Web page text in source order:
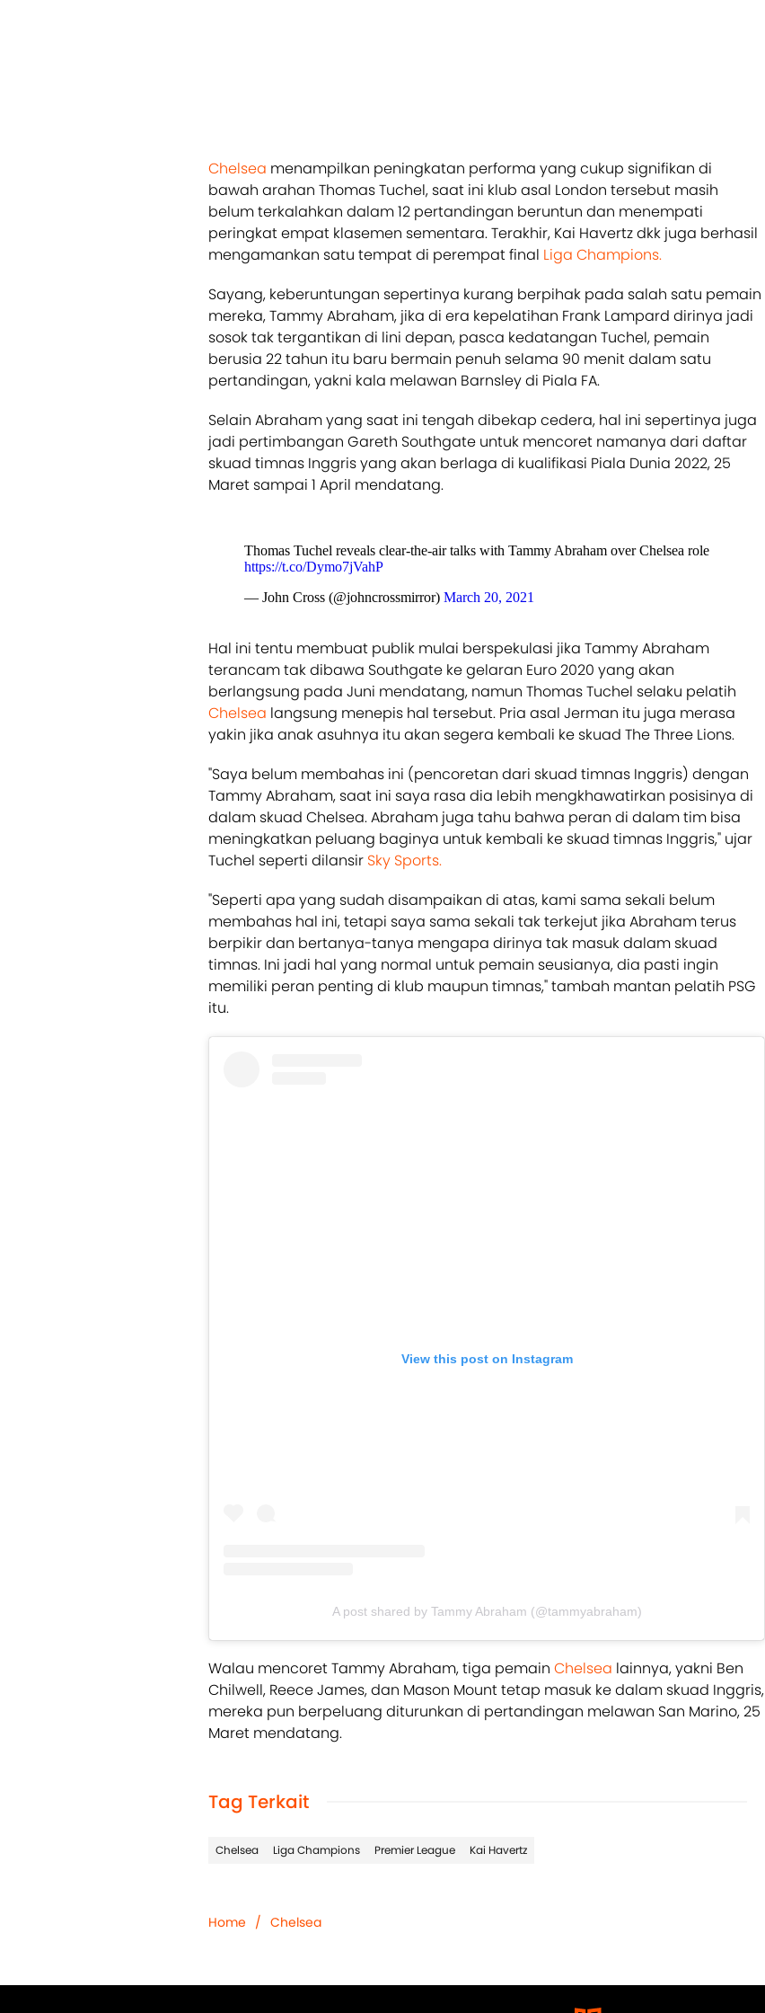
Chelsea menampilkan peningkatan performa yang cukup signifikan di
bawah arahan Thomas Tuchel, saat ini klub asal London tersebut masih
belum terkalahkan dalam 12 pertandingan beruntun dan menempati
peringkat empat klasemen sementara. Terakhir, Kai Havertz dkk juga berhasil
mengamankan satu tempat di perempat final Liga Champions.
Sayang, keberuntungan sepertinya kurang berpihak pada salah satu pemain
mereka, Tammy Abraham, jika di era kepelatihan Frank Lampard dirinya jadi
sosok tak tergantikan di lini depan, pasca kedatangan Tuchel, pemain
berusia 22 tahun itu baru bermain penuh selama 90 menit dalam satu
pertandingan, yakni kala melawan Barnsley di Piala FA.
Selain Abraham yang saat ini tengah dibekap cedera, hal ini sepertinya juga
jadi pertimbangan Gareth Southgate untuk mencoret namanya dari daftar
skuad timnas Inggris yang akan berlaga di kualifikasi Piala Dunia 2022, 25
Maret sampai 1 April mendatang.
Thomas Tuchel reveals clear-the-air talks with Tammy Abraham over Chelsea role
https://t.co/Dymo7jVahP
— John Cross (@johncrossmirror) March 20, 2021
Hal ini tentu membuat publik mulai berspekulasi jika Tammy Abraham
terancam tak dibawa Southgate ke gelaran Euro 2020 yang akan
berlangsung pada Juni mendatang, namun Thomas Tuchel selaku pelatih
Chelsea langsung menepis hal tersebut. Pria asal Jerman itu juga merasa
yakin jika anak asuhnya itu akan segera kembali ke skuad The Three Lions.
"Saya belum membahas ini (pencoretan dari skuad timnas Inggris) dengan
Tammy Abraham, saat ini saya rasa dia lebih mengkhawatirkan posisinya di
dalam skuad Chelsea. Abraham juga tahu bahwa peran di dalam tim bisa
meningkatkan peluang baginya untuk kembali ke skuad timnas Inggris," ujar
Tuchel seperti dilansir Sky Sports.
"Seperti apa yang sudah disampaikan di atas, kami sama sekali belum
membahas hal ini, tetapi saya sama sekali tak terkejut jika Abraham terus
berpikir dan bertanya-tanya mengapa dirinya tak masuk dalam skuad
timnas. Ini jadi hal yang normal untuk pemain seusianya, dia pasti ingin
memiliki peran penting di klub maupun timnas," tambah mantan pelatih PSG
itu.
View this post on Instagram
A post shared by Tammy Abraham (@tammyabraham)
Walau mencoret Tammy Abraham, tiga pemain Chelsea lainnya, yakni Ben
Chilwell, Reece James, dan Mason Mount tetap masuk ke dalam skuad Inggris,
mereka pun berpeluang diturunkan di pertandingan melawan San Marino, 25
Maret mendatang.
Tag Terkait
Chelsea Liga Champions Premier League Kai Havertz
Home / Chelsea